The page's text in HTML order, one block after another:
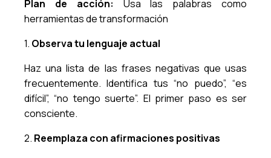
Plan de acción: Usa las palabras como
herramientas de transformación
1. Observa tu lenguaje actual
Haz una lista de las frases negativas que usas
frecuentemente. Identifica tus “no puedo”, “es
difícil”, “no tengo suerte”. El primer paso es ser
consciente.
2. Reemplaza con afirmaciones positivas